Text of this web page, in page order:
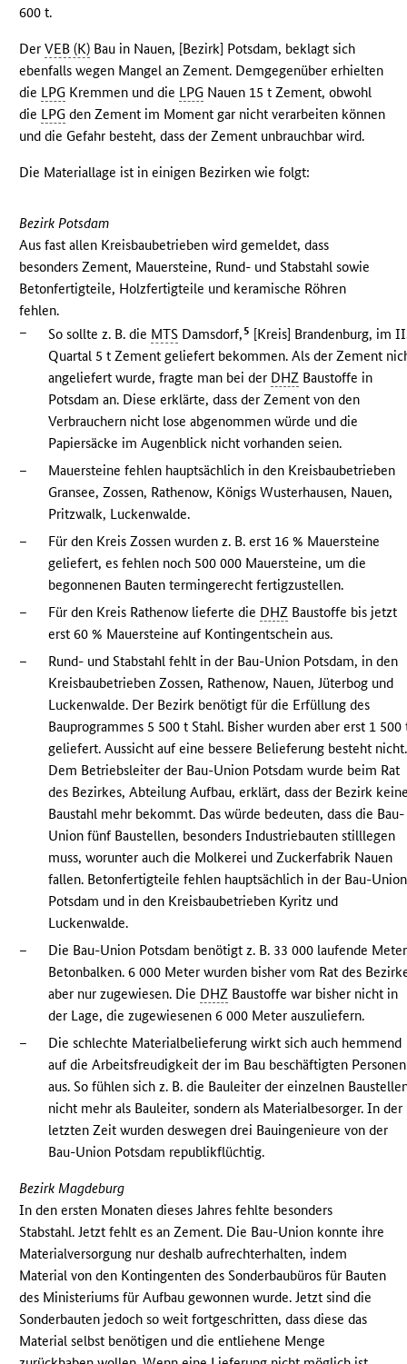
600 t.
DerVEB (K) Bau in Nauen, [Bezirk] Potsdam, beklagt sich
ebenfalls wegen Mangel an Zement. Demgegenüber erhielten
die LPG Kremmen und die LPG Nauen 15 t Zement, obwohl
die LPG den Zement im Moment gar nicht verarbeiten können
und die Gefahr besteht, dass der Zement unbrauchbar wird.
Die Materiallage ist in einigen Bezirken wie folgt:
Bezirk Potsdam
Aus fast allen Kreisbaubetrieben wird gemeldet, dass
besonders Zement, Mauersteine, Rund- und Stabstahl sowie
Betonfertigteile, Holzfertigteile und keramische Röhren
fehlen.
–
So sollte z. B. die MTS Damsdorf, 5 [Kreis] Brandenburg, im
Quartal 5 t Zement geliefert bekommen. Als der Zement
angeliefert wurde, fragte man bei der DHZ Baustoffe in
Potsdam an. Diese erklärte, dass der Zement von den
Verbrauchern nicht lose abgenommen würde und die
Papiersäcke im Augenblick nicht vorhanden seien.
–
Mauersteine fehlen hauptsächlich in den Kreisbaubetrieben
Gransee, Zossen, Rathenow, Königs Wusterhausen, Nauen,
Pritzwalk, Luckenwalde.
–
Für den Kreis Zossen wurden z. B. erst 16 % Mauersteine
geliefert, es fehlen noch 500 000 Mauersteine, um die
begonnenen Bauten termingerecht fertigzustellen.
–
Für den Kreis Rathenow lieferte die DHZ Baustoffe bis jetzt
erst 60 % Mauersteine auf Kontingentschein aus.
–
Rund- und Stabstahl fehlt in der Bau-Union Potsdam, in den
Kreisbaubetrieben Zossen, Rathenow, Nauen, Jüterbog und
Luckenwalde. Der Bezirk benötigt für die Erfüllung des
Bauprogrammes 5 500 t Stahl. Bisher wurden aber erst 1 500
geliefert. Aussicht auf eine bessere Belieferung besteht nicht.
Dem Betriebsleiter der Bau-Union Potsdam wurde beim Rat
des Bezirkes, Abteilung Aufbau, erklärt, dass der Bezirk
Baustahl mehr bekommt. Das würde bedeuten, dass die Bau-
Union fünf Baustellen, besonders Industriebauten stilllegen
muss, worunter auch die Molkerei und Zuckerfabrik Nauen
fallen. Betonfertigteile fehlen hauptsächlich in der Bau-Union
Potsdam und in den Kreisbaubetrieben Kyritz und
Luckenwalde.
–
Die Bau-Union Potsdam benötigt z. B. 33 000 laufende Meter
Betonbalken. 6 000 Meter wurden bisher vom Rat des
aber nur zugewiesen. Die DHZ Baustoffe war bisher nicht in
der Lage, die zugewiesenen 6 000 Meter auszuliefern.
–
Die schlechte Materialbelieferung wirkt sich auch hemmend
auf die Arbeitsfreudigkeit der im Bau beschäftigten Personen
aus. So fühlen sich z. B. die Bauleiter der einzelnen
nicht mehr als Bauleiter, sondern als Materialbesorger. In der
letzten Zeit wurden deswegen drei Bauingenieure von der
Bau-Union Potsdam republikflüchtig.
Bezirk Magdeburg
In den ersten Monaten dieses Jahres fehlte besonders
Stabstahl. Jetzt fehlt es an Zement. Die Bau-Union konnte ihre
Materialversorgung nur deshalb aufrechterhalten, indem
Material von den Kontingenten des Sonderbaubüros für Bauten
des Ministeriums für Aufbau gewonnen wurde. Jetzt sind die
Sonderbauten jedoch so weit fortgeschritten, dass diese das
Material selbst benötigen und die entliehene Menge